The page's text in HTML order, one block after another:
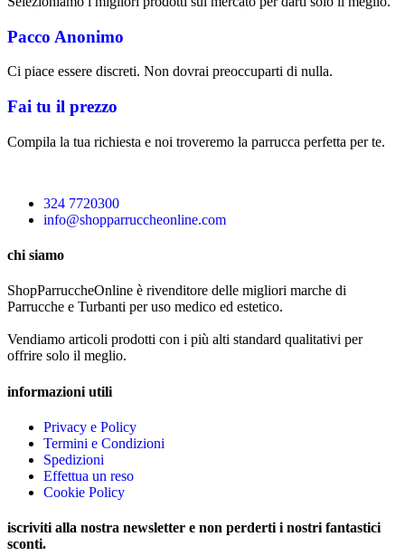
Pacco Anonimo
Ci piace essere discreti. Non dovrai preoccuparti di nulla.
Fai tu il prezzo
Compila la tua richiesta e noi troveremo la parrucca perfetta per te.
324 7720300
info@shopparruccheonline.com
chi siamo
ShopParruccheOnline è rivenditore delle migliori marche di
Parrucche e Turbanti per uso medico ed estetico.
Vendiamo articoli prodotti con i più alti standard qualitativi per
offrire solo il meglio.
informazioni utili
Privacy e Policy
Termini e Condizioni
Spedizioni
Effettua un reso
Cookie Policy
iscriviti alla nostra newsletter e non perderti i nostri fantastici
sconti.